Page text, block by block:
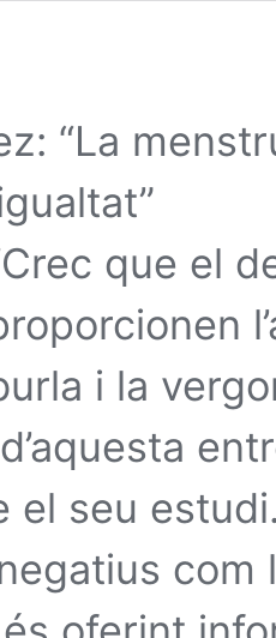
“La
que el
i la
el seu
com